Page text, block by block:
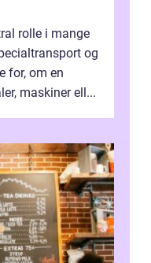
rolle i mange
og
for, om en
maskiner ell...